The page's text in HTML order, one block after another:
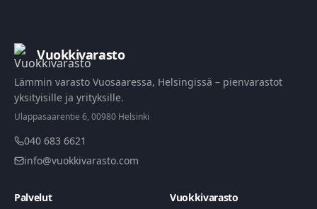
Vuokkivarasto
Lämmin varasto Vuosaaressa, Helsingissä – pienvarastot
yksityisille ja yrityksille.
Ulappasaarentie 6, 00980 Helsinki
040 683 6621
info@vuokkivarasto.com
Palvelut
Vuokkivarasto